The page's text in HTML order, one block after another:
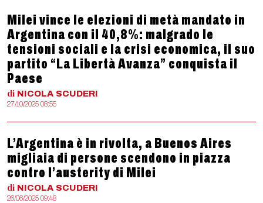
Milei vince le elezioni di metà mandato in
Argentina con il 40,8%: malgrado le
tensioni sociali e la crisi economica, il suo
partito “La Libertà Avanza” conquista il
Paese
di NICOLA SCUDERI
27/10/2025 08:55
L’Argentina è in rivolta, a Buenos Aires
migliaia di persone scendono in piazza
contro l’austerity di Milei
di NICOLA SCUDERI
26/06/2025 09:48